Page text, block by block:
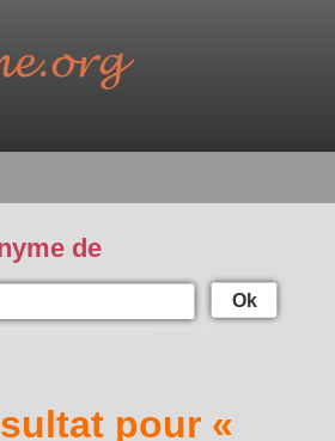
de
Ok
pour «